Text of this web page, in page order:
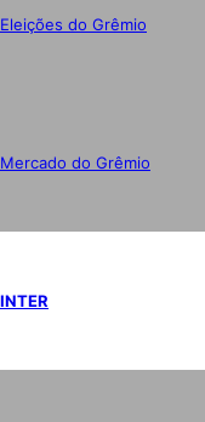
Eleições do Grêmio
Mercado do Grêmio
INTER